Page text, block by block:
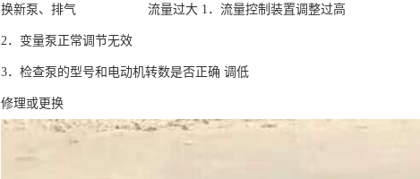
换新泵、排气 流量过大 1．流量控制装置调整过高
2．变量泵正常调节无效
3．检查泵的型号和电动机转数是否正确 调低
修理或更换